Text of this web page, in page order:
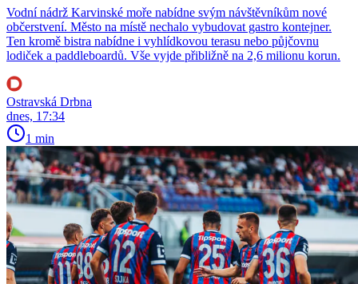
Vodní nádrž Karvinské moře nabídne svým návštěvníkům nové
občerstvení. Město na místě nechalo vybudovat gastro kontejner.
Ten kromě bistra nabídne i vyhlídkovou terasu nebo půjčovnu
lodiček a paddleboardů. Vše vyjde přibližně na 2,6 milionu korun.
Ostravská Drbna
dnes, 17:34
1 min